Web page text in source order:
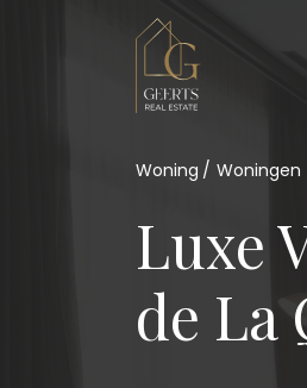
Woning Woningen
Luxe
de La